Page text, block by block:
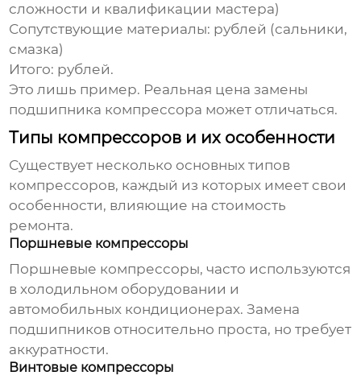
сложности и квалификации мастера)
Сопутствующие материалы: рублей (сальники,
смазка)
Итого: рублей.
Это лишь пример. Реальная цена замены
подшипника компрессора может отличаться.
Типы компрессоров и их особенности
Существует несколько основных типов
компрессоров, каждый из которых имеет свои
особенности, влияющие на стоимость
ремонта.
Поршневые компрессоры
Поршневые компрессоры, часто используются
в холодильном оборудовании и
автомобильных кондиционерах. Замена
подшипников относительно проста, но требует
аккуратности.
Винтовые компрессоры